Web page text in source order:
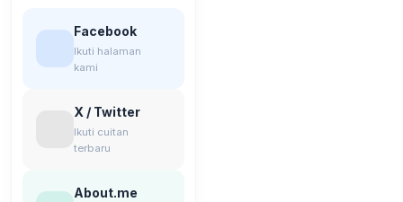
Facebook
Ikuti halaman
kami
X / Twitter
Ikuti cuitan
terbaru
About.me